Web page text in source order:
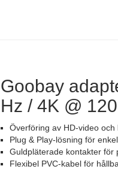
Goobay
Hz / 4K @
Överföring av HD-video
Plug & Play-lösning för
Guldpläterade kontakter för
Flexibel PVC-kabel för